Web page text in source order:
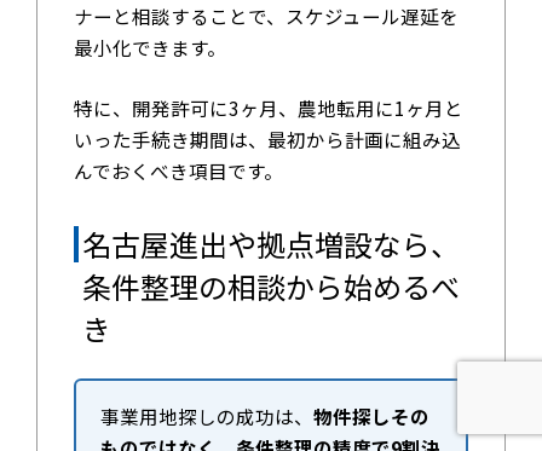
ナーと相談することで、スケジュール遅延を
最小化できます。
特に、開発許可に3ヶ月、農地転用に1ヶ月と
いった手続き期間は、最初から計画に組み込
んでおくべき項目です。
名古屋進出や拠点増設なら、
条件整理の相談から始めるべ
き
事業用地探しの成功は、 物件探しその